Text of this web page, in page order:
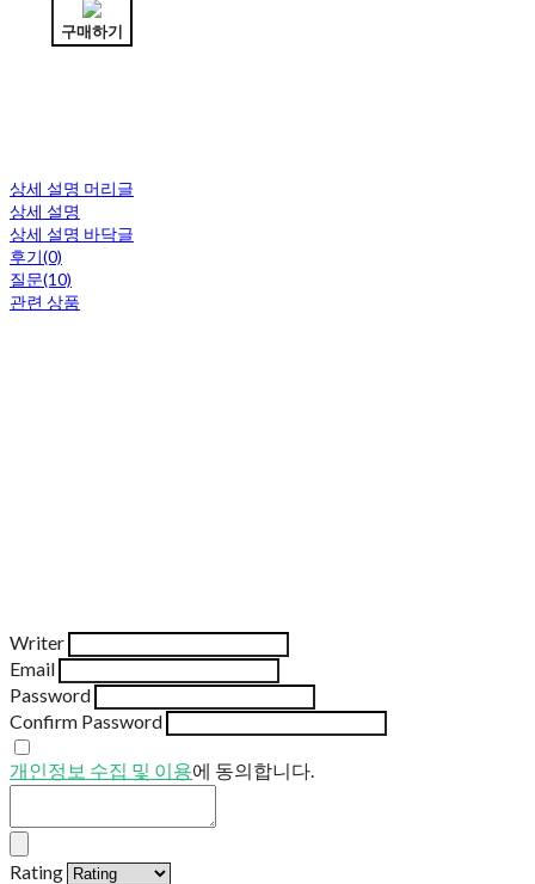
구매하기
상세 설명 머리글
상세 설명
상세 설명 바닥글
후기(0)
질문(10)
관련 상품
Writer
Email
Password
Confirm Password
개인정보 수집 및 이용에 동의합니다.
Rating